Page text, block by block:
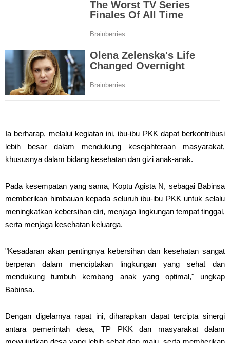
Ia berharap, melalui kegiatan ini, ibu-ibu PKK dapat berkontribusi
lebih besar dalam mendukung kesejahteraan masyarakat,
khususnya dalam bidang kesehatan dan gizi anak-anak.
Pada kesempatan yang sama, Koptu Agista N, sebagai Babinsa
memberikan himbauan kepada seluruh ibu-ibu PKK untuk selalu
meningkatkan kebersihan diri, menjaga lingkungan tempat tinggal,
serta menjaga kesehatan keluarga.
"Kesadaran akan pentingnya kebersihan dan kesehatan sangat
berperan dalam menciptakan lingkungan yang sehat dan
mendukung tumbuh kembang anak yang optimal," ungkap
Babinsa.
Dengan digelarnya rapat ini, diharapkan dapat tercipta sinergi
antara pemerintah desa, TP PKK dan masyarakat dalam